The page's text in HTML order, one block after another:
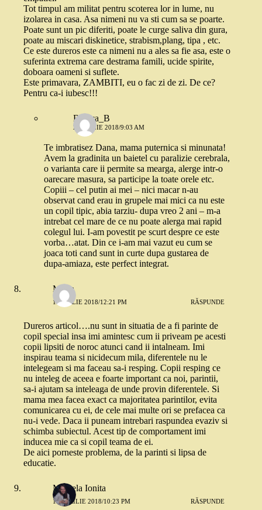
Tot timpul am militat pentru scoterea lor in lume, nu
izolarea in casa. Asa nimeni nu va sti cum sa se poarte.
Poate sunt un pic diferiti, poate le curge saliva din gura,
poate au miscari diskinetice, strabism,plang, tipa , etc.
Ce este dureros este ca nimeni nu a ales sa fie asa, este o
suferinta extrema care destrama famili, ucide spirite,
doboara oameni si suflete.
Este primavara, ZAMBITI, eu o fac zi de zi. De ce?
Pentru ca-i iubesc!!!
Bianca_B
2 APRILIE 2018/9:03 AM
Te imbratisez Dana, mama puternica si minunata!
Avem la gradinita un baietel cu paralizie cerebrala,
o varianta care ii permite sa mearga, alerge intr-o
oarecare masura, sa participe la toate orele etc.
Copiii – cel putin ai mei – nici macar n-au
observat cand erau in grupele mai mici ca nu este
un copil tipic, abia tarziu- dupa vreo 2 ani – m-a
intrebat cel mare de ce nu poate alerga mai rapid
colegul lui. I-am povestit pe scurt despre ce este
vorba…atat. Din ce i-am mai vazut eu cum se
joaca toti cand sunt in curte dupa gustarea de
dupa-amiaza, este perfect integrat.
Mona
1 APRILIE 2018/12:21 PM RĂSPUNDE
Dureros articol….nu sunt in situatia de a fi parinte de
copil special insa imi amintesc cum ii priveam pe acesti
copii lipsiti de noroc atunci cand ii intalneam. Imi
inspirau teama si nicidecum mila, diferentele nu le
intelegeam si ma faceau sa-i resping. Copii resping ce
nu inteleg de aceea e foarte important ca noi, parintii,
sa-i ajutam sa inteleaga de unde provin diferentele. Si
mama mea facea exact ca majoritatea parintilor, evita
comunicarea cu ei, de cele mai multe ori se prefacea ca
nu-i vede. Daca ii puneam intrebari raspundea evaziv si
schimba subiectul. Acest tip de comportament imi
inducea mie ca si copil teama de ei.
De aici porneste problema, de la parinti si lipsa de
educatie.
Mihaela Ionita
11 APRILIE 2018/10:23 PM RĂSPUNDE